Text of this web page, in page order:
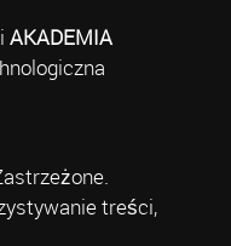
AKADEMIA
treści,